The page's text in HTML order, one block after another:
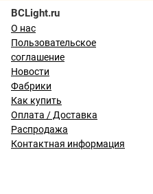
BCLight.ru
О нас
Пользовательское
соглашение
Новости
Фабрики
Как купить
Оплата / Доставка
Распродажа
Контактная информация